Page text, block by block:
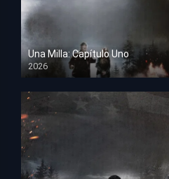
Una Milla: Capítulo Uno
2026
HD 1080p